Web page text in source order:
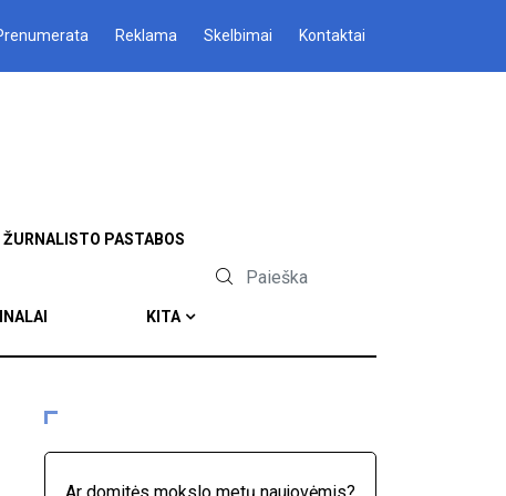
Reklama Skelbimai Kontaktai
ŽURNALISTO PASTABOS
KITA